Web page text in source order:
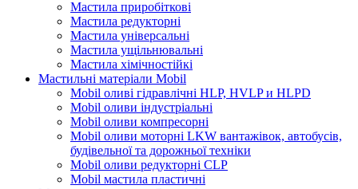
Мастила приробіткові
Мастила редукторні
Мастила універсальні
Мастила ущільнювальні
Мастила хімічностійкі
Мастильні матеріали Mobil
Mobil оливі гідравлічні HLP, HVLP и HLPD
Mobil оливи індустріальні
Mobil оливи компресорні
Mobil оливи моторні LKW вантажівок, автобусів,
будівельної та дорожньої техніки
Mobil оливи редукторні CLP
Mobil мастила пластичні